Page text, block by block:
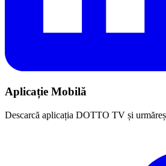
Aplicație Mobilă
Descarcă aplicația DOTTO TV și